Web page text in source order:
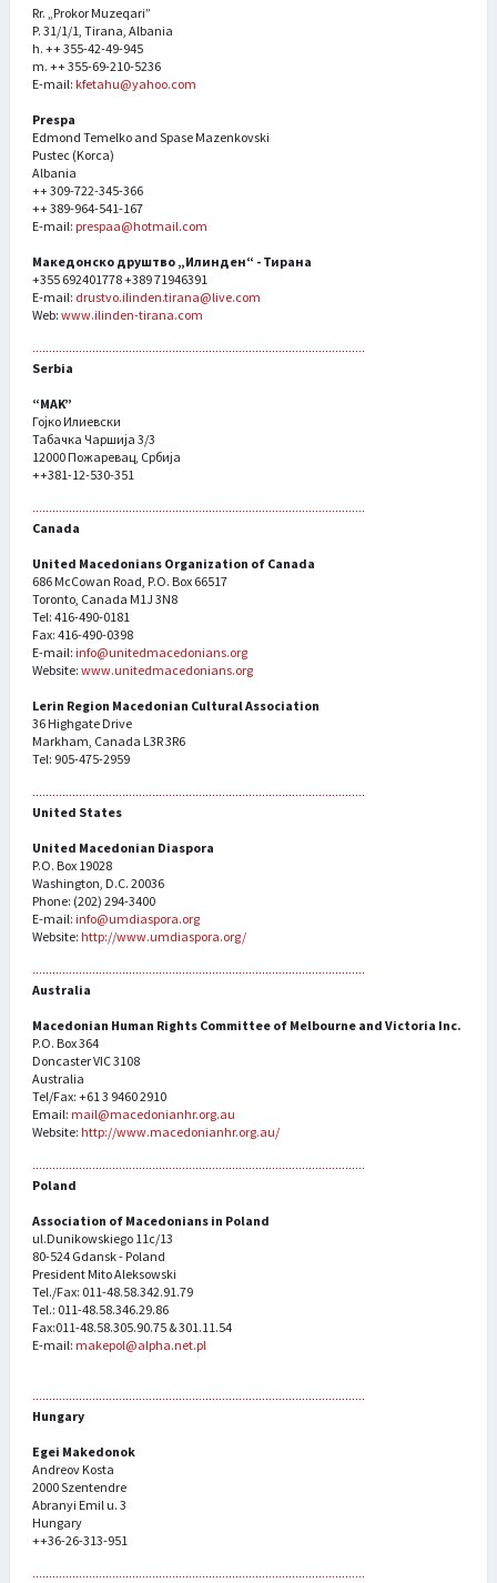
Rr. „Prokor Muzeqari”
P. 31/1/1, Tirana, Albania
h. ++ 355-42-49-945
m. ++ 355-69-210-5236
E-mail: kfetahu@yahoo.com
Prespa
Edmond Temelko and Spase Mazenkovski
Pustec (Korca)
Albania
++ 309-722-345-366
++ 389-964-541-167
E-mail: prespaa@hotmail.com
Македонско друштво „Илинден“ - Тирана
+355 692401778 +389 71946391
E-mail: drustvo.ilinden.tirana@live.com
Web: www.ilinden-tirana.com
Serbia
“MAK”
Гојко Илиевски
Табачка Чаршија 3/3
12000 Пожаревац, Србија
++381-12-530-351
Canada
United Macedonians Organization of Canada
686 McCowan Road, P.O. Box 66517
Toronto, Canada M1J 3N8
Tel: 416-490-0181
Fax: 416-490-0398
E-mail: info@unitedmacedonians.org
Website: www.unitedmacedonians.org
Lerin Region Macedonian Cultural Association
36 Highgate Drive
Markham, Canada L3R 3R6
Tel: 905-475-2959
United States
United Macedonian Diaspora
P.O. Box 19028
Washington, D.C. 20036
Phone: (202) 294-3400
E-mail: info@umdiaspora.org
Website: http://www.umdiaspora.org/
Australia
Macedonian Human Rights Committee of Melbourne and Victoria Inc.
P.O. Box 364
Doncaster VIC 3108
Australia
Tel/Fax: +61 3 9460 2910
Email: mail@macedonianhr.org.au
Website: http://www.macedonianhr.org.au/
Poland
Association of Macedonians in Poland
ul.Dunikowskiego 11c/13
80-524 Gdansk - Poland
President Mito Aleksowski
Tel./Fax: 011-48.58.342.91.79
Tel.: 011-48.58.346.29.86
Fax:011-48.58.305.90.75 & 301.11.54
E-mail: makepol@alpha.net.pl
Hungary
Egei Makedonok
Andreov Kosta
2000 Szentendre
Abranyi Emil u. 3
Hungary
++36-26-313-951